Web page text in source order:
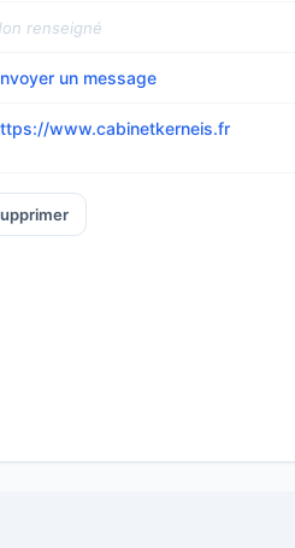
renseigné
un message
www.cabinetkerneis.fr